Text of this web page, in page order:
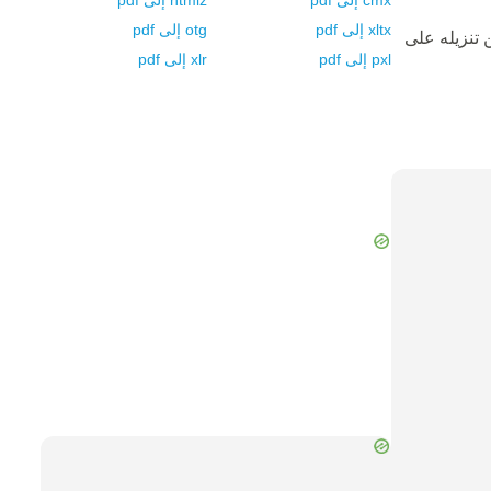
تنزيله على
xltx إلى pdf
otg إلى pdf
pxl إلى pdf
xlr إلى pdf